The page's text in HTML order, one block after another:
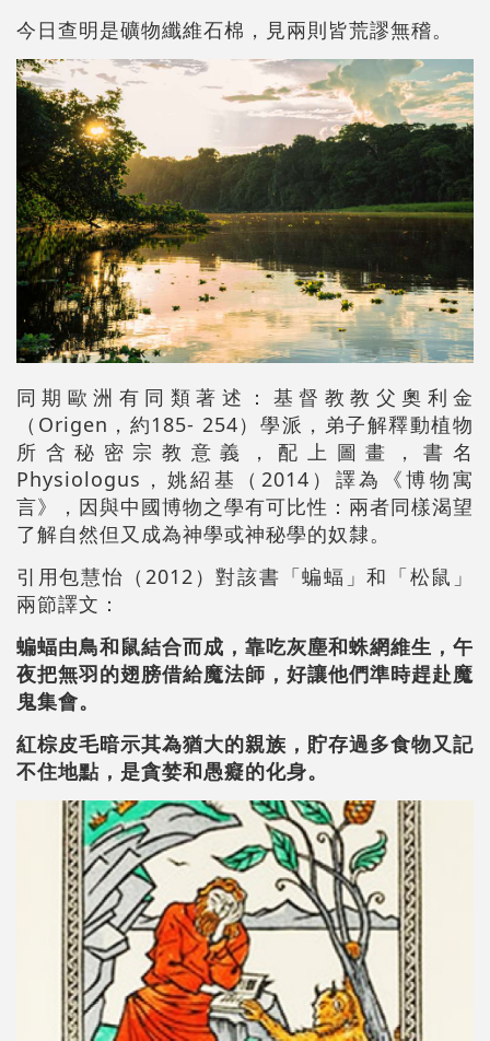
今日查明是礦物纖維石棉，見兩則皆荒謬無稽。
同期歐洲有同類著述：基督教教父奧利金
（ Origen ，約 185- 254 ）學派，弟子解釋動植物
所含秘密宗教意義，配上圖畫，書名
Physiologus ，姚紹基（ 2014 ）譯為《博物寓
言》，因與中國博物之學有可比性：兩者同樣渴望
了解自然但又成為神學或神秘學的奴隸。
引用包慧怡（2012 ）對該書「蝙蝠」和「松鼠」
兩節譯文：
蝙蝠由鳥和鼠結合而成，靠吃灰塵和蛛網維生，午
夜把無羽的翅膀借給魔法師，好讓他們準時趕赴魔
鬼集會。
紅棕皮毛暗示其為猶大的親族，貯存過多食物又記
不住地點，是貪婪和愚癡的化身。